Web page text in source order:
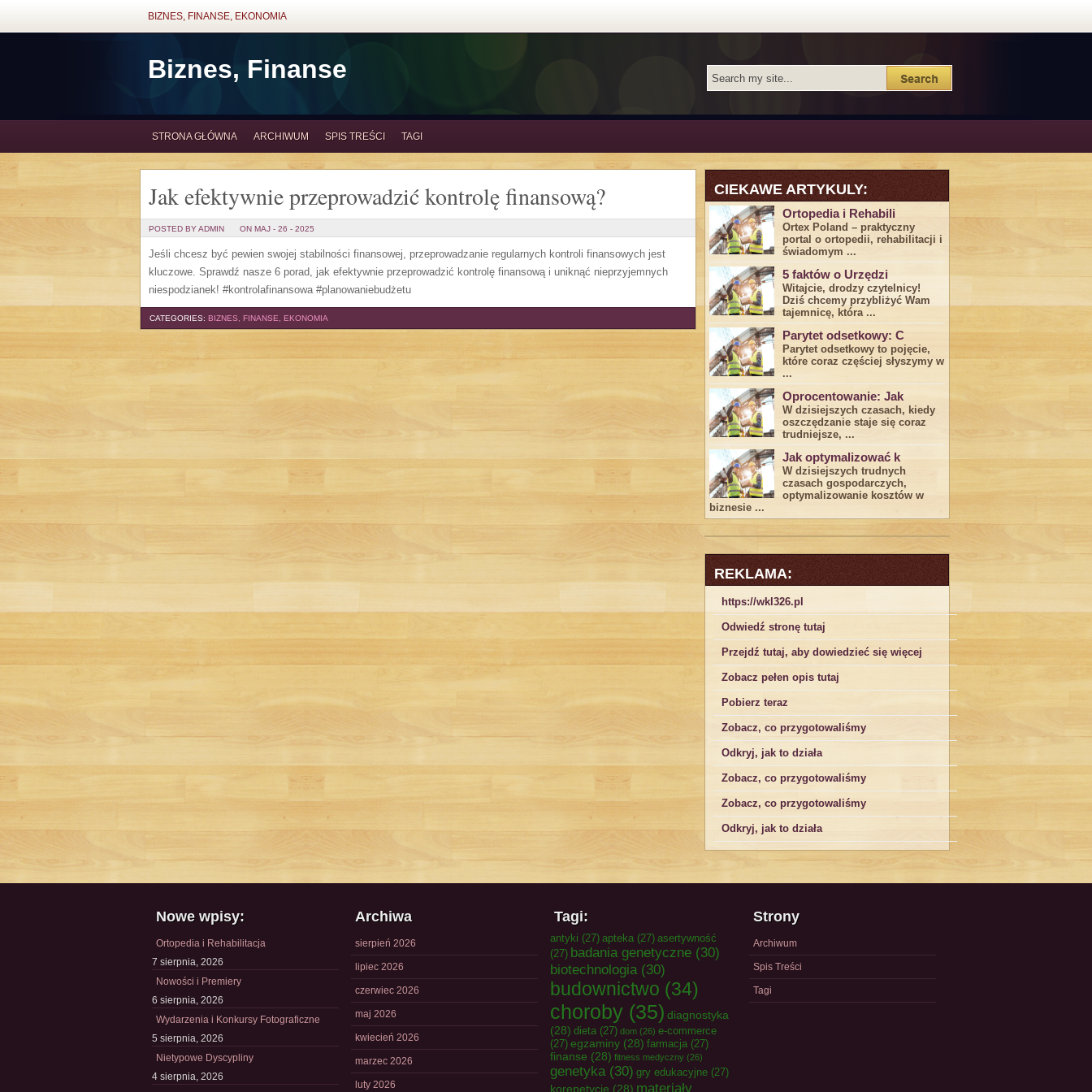
BIZNES, FINANSE, EKONOMIA
Biznes, Finanse
STRONA GŁÓWNA ARCHIWUM SPIS TREŚCI TAGI
Jak efektywnie przeprowadzić kontrolę finansową?
POSTED BY ADMIN ON MAJ - 26 - 2025
Jeśli chcesz być pewien swojej stabilności finansowej, przeprowadzanie regularnych kontroli finansowych jest
kluczowe. Sprawdź nasze 6 porad, jak efektywnie przeprowadzić kontrolę finansową i uniknąć nieprzyjemnych
niespodzianek! #kontrolafinansowa #planowaniebudżetu
CATEGORIES: BIZNES, FINANSE, EKONOMIA
CIEKAWE ARTYKULY:
Ortopedia i Rehabili
Ortex Poland – praktyczny
portal o ortopedii, rehabilitacji i
świadomym ...
5 faktów o Urzędzi
Witajcie, drodzy czytelnicy!
Dziś chcemy przybliżyć ⁣Wam ​
tajemnicę,⁤ która ...
Parytet odsetkowy: C
Parytet odsetkowy to pojęcie,
które coraz częściej słyszymy w
...
Oprocentowanie: Jak
W dzisiejszych czasach, kiedy
‍oszczędzanie​ staje się coraz
trudniejsze,⁣ ...
Jak optymalizować k
W dzisiejszych trudnych⁤
czasach gospodarczych,
optymalizowanie ‌kosztów w
biznesie ...
REKLAMA:
https://wkl326.pl
Odwiedź stronę tutaj
Przejdź tutaj, aby dowiedzieć się więcej
Zobacz pełen opis tutaj
Pobierz teraz
Zobacz, co przygotowaliśmy
Odkryj, jak to działa
Zobacz, co przygotowaliśmy
Zobacz, co przygotowaliśmy
Odkryj, jak to działa
Nowe wpisy:
Ortopedia i Rehabilitacja
7 sierpnia, 2026
Nowości i Premiery
6 sierpnia, 2026
Wydarzenia i Konkursy Fotograficzne
5 sierpnia, 2026
Nietypowe Dyscypliny
4 sierpnia, 2026
Archiwa
sierpień 2026
lipiec 2026
czerwiec 2026
maj 2026
kwiecień 2026
marzec 2026
luty 2026
Tagi:
antyki (27) apteka (27) asertywność
(27) badania genetyczne (30)
biotechnologia(30)
budownictwo (34)
choroby (35) diagnostyka
(28) dieta (27) dom (26) e-commerce
(27) egzaminy (28) farmacja (27)
finanse (28) fitness medyczny (26)
genetyka(30) gry edukacyjne (27)
korepetycje (28) materiały
Strony
Archiwum
Spis Treści
Tagi